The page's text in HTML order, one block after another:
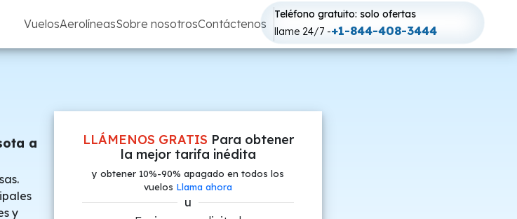
VuelosAerolíneasSobre nosotrosContáctenos
Teléfono gratuito: solo ofertas
llame 24/7 -+1-844-408-3444
a
y
LLÁMENOS GRATIS Para obtener
la mejor tarifa inédita
y obtener 10%-90% apagado en todos los
vuelos Llama ahora
u